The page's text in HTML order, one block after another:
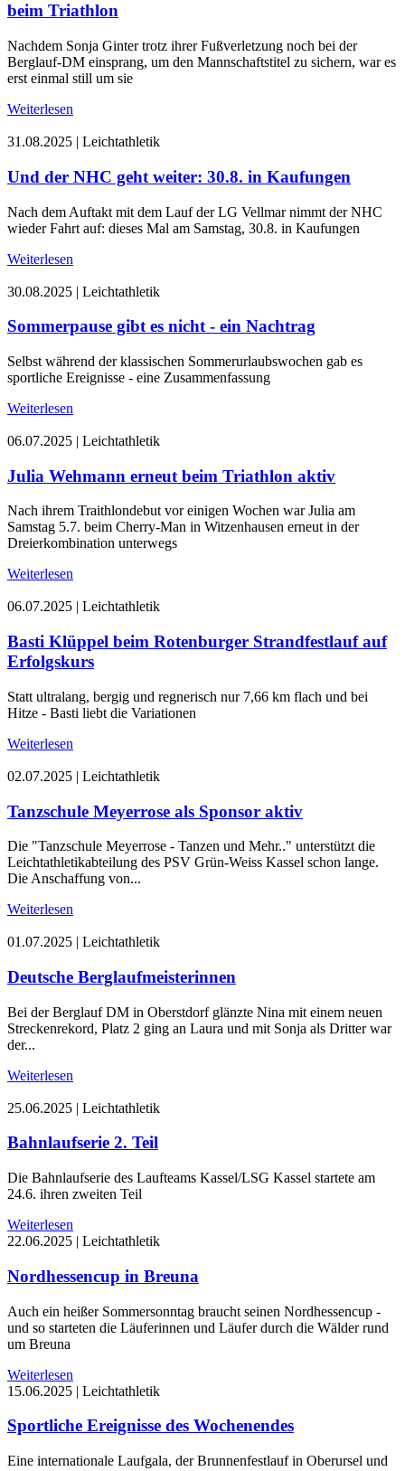
beim Triathlon
Nachdem Sonja Ginter trotz ihrer Fußverletzung noch bei der
Berglauf-DM einsprang, um den Mannschaftstitel zu sichern, war es
erst einmal still um sie
Weiterlesen
31.08.2025 | Leichtathletik
Und der NHC geht weiter: 30.8. in Kaufungen
Nach dem Auftakt mit dem Lauf der LG Vellmar nimmt der NHC
wieder Fahrt auf: dieses Mal am Samstag, 30.8. in Kaufungen
Weiterlesen
30.08.2025 | Leichtathletik
Sommerpause gibt es nicht - ein Nachtrag
Selbst während der klassischen Sommerurlaubswochen gab es
sportliche Ereignisse - eine Zusammenfassung
Weiterlesen
06.07.2025 | Leichtathletik
Julia Wehmann erneut beim Triathlon aktiv
Nach ihrem Traithlondebut vor einigen Wochen war Julia am
Samstag 5.7. beim Cherry-Man in Witzenhausen erneut in der
Dreierkombination unterwegs
Weiterlesen
06.07.2025 | Leichtathletik
Basti Klüppel beim Rotenburger Strandfestlauf auf
Erfolgskurs
Statt ultralang, bergig und regnerisch nur 7,66 km flach und bei
Hitze - Basti liebt die Variationen
Weiterlesen
02.07.2025 | Leichtathletik
Tanzschule Meyerrose als Sponsor aktiv
Die "Tanzschule Meyerrose - Tanzen und Mehr.." unterstützt die
Leichtathletikabteilung des PSV Grün-Weiss Kassel schon lange.
Die Anschaffung von...
Weiterlesen
01.07.2025 | Leichtathletik
Deutsche Berglaufmeisterinnen
Bei der Berglauf DM in Oberstdorf glänzte Nina mit einem neuen
Streckenrekord, Platz 2 ging an Laura und mit Sonja als Dritter war
der...
Weiterlesen
25.06.2025 | Leichtathletik
Bahnlaufserie 2. Teil
Die Bahnlaufserie des Laufteams Kassel/LSG Kassel startete am
24.6. ihren zweiten Teil
Weiterlesen
22.06.2025 | Leichtathletik
Nordhessencup in Breuna
Auch ein heißer Sommersonntag braucht seinen Nordhessencup -
und so starteten die Läuferinnen und Läufer durch die Wälder rund
um Breuna
Weiterlesen
15.06.2025 | Leichtathletik
Sportliche Ereignisse des Wochenendes
Eine internationale Laufgala, der Brunnenfestlauf in Oberursel und